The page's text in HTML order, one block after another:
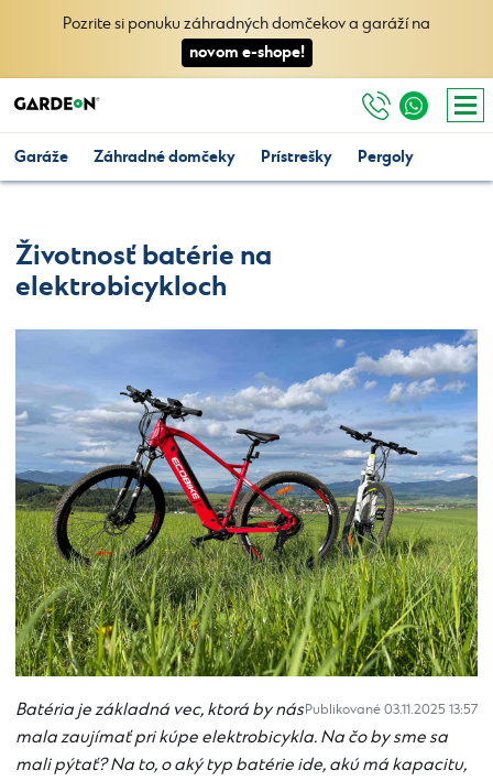
Pozrite si ponuku záhradných domčekov a garáží na
novom e-shope!
Garáže Záhradné domčeky Prístrešky Pergoly
Životnosť batérie na
elektrobicykloch
Publikované 03.11.2025 13:57
Batéria je základná vec, ktorá by nás
malazaujímať pri kúpe elektrobicykla. Na čo by sme sa
mali pýtať? Na to, o aký typ batérie ide, akú má kapacitu,